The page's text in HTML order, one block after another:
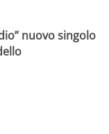
nuovo singolo